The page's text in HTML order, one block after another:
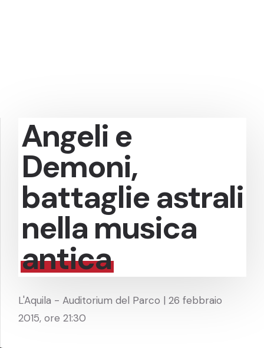
Angeli e
Demoni,
battaglie astrali
nella musica
antica
L'Aquila - Auditorium del Parco | 26 febbraio
2015, ore 21:30